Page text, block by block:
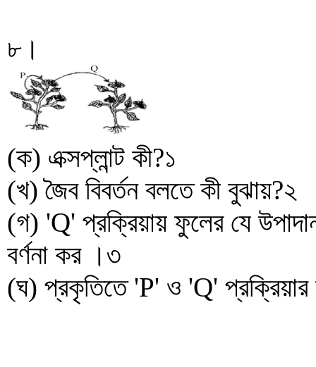
৮।
(ক) এক্সপ্লান্ট কী?১
(খ) জৈব বিবর্তন বলতে কী বুঝায়?২
(গ) 'Q' প্রক্রিয়ায় ফুলের যে
বর্ণনা কর ।৩
(ঘ) প্রকৃতিতে 'P' ও 'Q'